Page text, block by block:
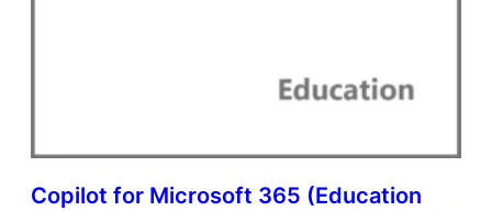
Copilot for Microsoft 365 (Education